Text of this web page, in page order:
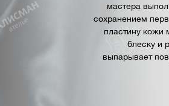
мастера
сохранением
пластину кожи
блеску и
выпарывает